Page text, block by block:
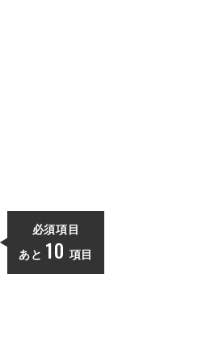
必須項目
あと 10 項目